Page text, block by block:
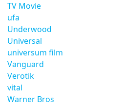
TV Movie
ufa
Underwood
Universal
universum film
Vanguard
Verotik
vital
Warner Bros